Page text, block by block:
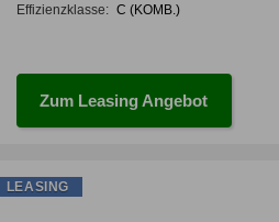
Effizienzklasse: C (KOMB.)
Zum Leasing Angebot
LEASING